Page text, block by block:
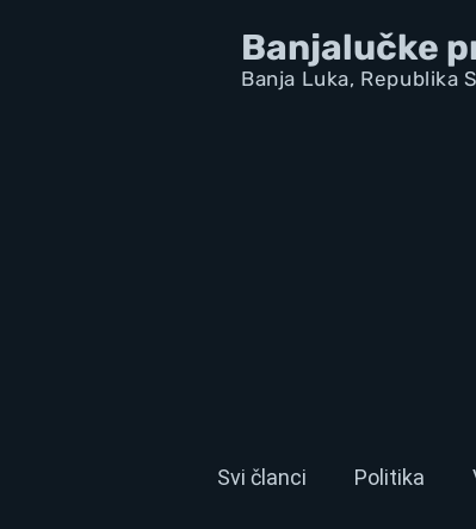
Banjalučke
Banja Luka, Republika
Svi članci Politika